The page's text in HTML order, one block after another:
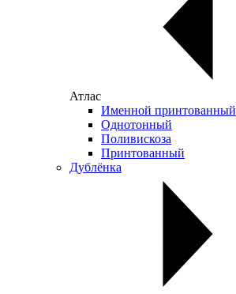
Атлас
Именной принтованный
Однотонный
Поливискоза
Принтованный
Дублёнка